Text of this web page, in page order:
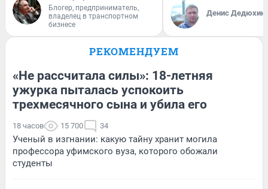
Блогер, предприниматель,
владелец в транспортном
бизнесе
Денис Дедюхин
РЕКОМЕНДУЕМ
«Не рассчитала силы»: 18-летняя
ужурка пыталась успокоить
трехмесячного сына и убила его
18 часов 15 700 34
Ученый в изгнании: какую тайну хранит могила
профессора уфимского вуза, которого обожали
студенты